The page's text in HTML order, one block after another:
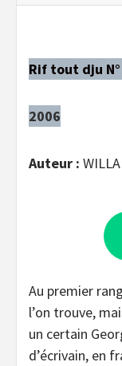
Rif tout dju
2006
Auteur :
Au premier
l’on trouve,
un certain
d’écrivain, en